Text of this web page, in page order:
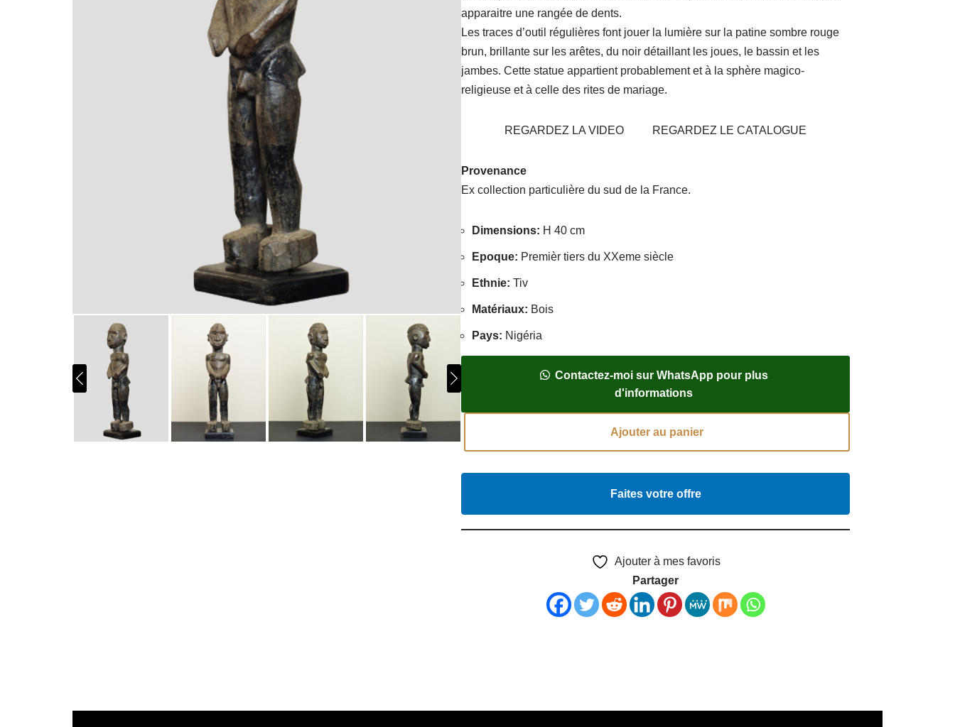
apparaitre une rangée de dents.
Les traces d’outil régulières font jouer la lumière sur la patine sombre rouge
brun, brillante sur les arêtes, du noir détaillant les joues, le bassin et les
jambes. Cette statue appartient probablement et à la sphère magico-
religieuse et à celle des rites de mariage.
REGARDEZ LA VIDEO REGARDEZ LE CATALOGUE
Provenance
Ex collection particulière du sud de la France.
Dimensions: H 40 cm
Epoque: Premièr tiers du XXeme siècle
Ethnie:Tiv
Matériaux: Bois
Pays: Nigéria
Contactez-moi sur WhatsApp pour plus
d'informations
Ajouter au panier
Faites votre offre
Ajouter à mes favoris
Partager